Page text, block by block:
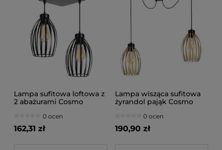
Lampa sufitowa loftowa z
2 abażurami Cosmo
0 ocen
162,31 zł
Lampa wisząca sufitowa
żyrandol pająk Cosmo
0 ocen
190,90 zł